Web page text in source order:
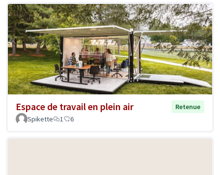
Espace de travail en plein air
Retenue
Spikette
1 6